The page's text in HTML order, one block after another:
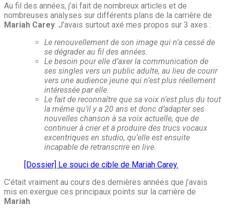
Au fil des années, j’ai fait de nombreux articles et de
nombreuses analyses sur différents plans de la carrière de
Mariah Carey. J’avais surtout axé mes propos sur 3 axes :
Le renouvellement de son image qui n’a cessé de
se dégrader au fil des années.
Le besoin pour elle d’axer la communication de
ses singles vers un public adulte, au lieu de courir
vers une audience jeune qui n’est plus réellement
intéressée par elle.
Le fait de reconnaître que sa voix n’est plus du tout
la même qu’il y a 20 ans et donc d’adapter ses
nouvelles chanson à sa voix actuelle, que de
continuer à crier et à produire des trucs vocaux
excentriques en studio, qu’elle est ensuite
incapable de retranscrire en live.
[Dossier] Le souci de cible de Mariah Carey.
C’était vraiment au cours des dernières années que j’avais
mis en exergue ces principaux points sur la carrière de
Mariah.